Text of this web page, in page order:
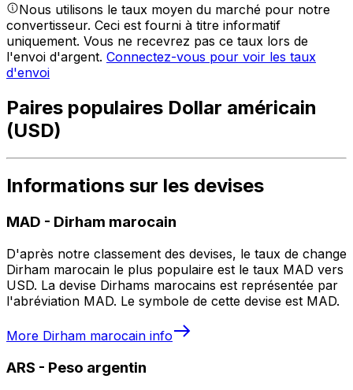
Nous utilisons le taux moyen du marché pour notre
convertisseur. Ceci est fourni à titre informatif
uniquement. Vous ne recevrez pas ce taux lors de
l'envoi d'argent. Connectez-vous pour voir les taux
d'envoi
Paires populaires Dollar américain
(USD)
Informations sur les devises
MAD - Dirham marocain
D'après notre classement des devises, le taux de change
Dirham marocain le plus populaire est le taux MAD vers
USD. La devise Dirhams marocains est représentée par
l'abréviation MAD. Le symbole de cette devise est MAD.
More Dirham marocain info
ARS - Peso argentin